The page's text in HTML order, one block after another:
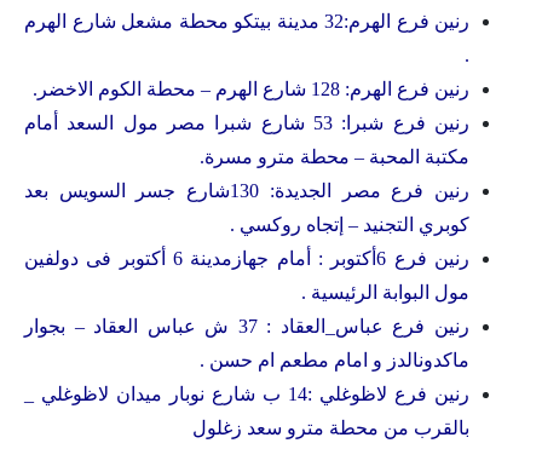
رنين فرع الهرم:32 مدينة بيتكو محطة مشعل شارع الهرم
.
رنين فرع الهرم: 128 شارع الهرم – محطة الكوم الاخضر.
رنين فرع شبرا: 53 شارع شبرا مصر مول السعد أمام
مكتبة المحبة – محطة مترو مسرة.
رنين فرع مصر الجديدة: 130شارع جسر السويس بعد
كوبري التجنيد – إتجاه روكسي .
رنين فرع 6أكتوبر : أمام جهازمدينة 6 أكتوبر فى دولفين
مول البوابة الرئيسية .
رنين فرع عباس_العقاد : 37 ش عباس العقاد – بجوار
ماكدونالدز و امام مطعم ام حسن .
رنين فرع لاظوغلي :14 ب شارع نوبار ميدان لاظوغلي _
بالقرب من محطة مترو سعد زغلول